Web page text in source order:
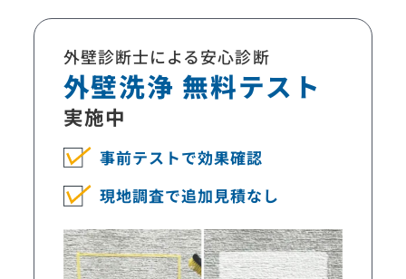
外壁診断士による安心診断
外壁洗浄 無料テスト
実施中
事前テストで効果確認
現地調査で追加見積なし